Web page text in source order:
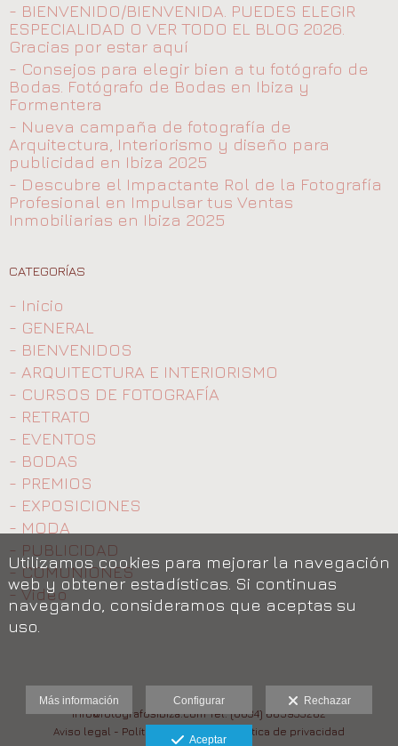
- BIENVENIDO/BIENVENIDA. PUEDES ELEGIR
ESPECIALIDAD O VER TODO EL BLOG 2026.
Gracias por estar aquí
- Consejos para elegir bien a tu fotógrafo de
Bodas. Fotógrafo de Bodas en Ibiza y
Formentera
- Nueva campaña de fotografía de
Arquitectura, Interiorismo y diseño para
publicidad en Ibiza 2025
- Descubre el Impactante Rol de la Fotografía
Profesional en Impulsar tus Ventas
Inmobiliarias en Ibiza 2025
CATEGORÍAS
- Inicio
- GENERAL
- BIENVENIDOS
- ARQUITECTURA E INTERIORISMO
- CURSOS DE FOTOGRAFÍA
- RETRATO
- EVENTOS
- BODAS
- PREMIOS
- EXPOSICIONES
- MODA
- PUBLICIDAD
- COMUNIONES
- Video
info@fotografosibiza.com Tel: (0034) 685933282
Aviso legal - Política de cookies Política de privacidad
Utilizamos cookies para mejorar la navegación
web y obtener estadísticas. Si continuas
navegando, consideramos que aceptas su
uso.
Más información Configurar Rechazar
Aceptar